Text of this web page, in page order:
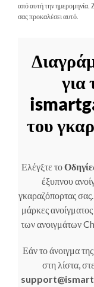
από αυτή την ημερομηνία.
σας προκαλέσει αυτό.
για
του
Ελέγξτε το
έξυπνου
γκαραζόπορτας
μάρκες
των ανοιγμάτων
Εάν το άνοιγμα
στη λίστα,